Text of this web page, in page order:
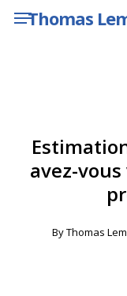
Skip Thomas
Menu
avez-
ByThomas